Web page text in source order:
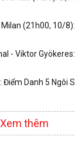
(21h00, 10/
- Viktor
Danh 5 Ngôi
Xem thêm